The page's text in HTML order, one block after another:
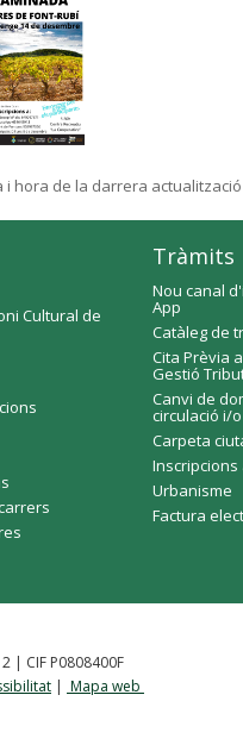
i hora de la darrera
Cultural de
Tràmits
Nou canal
App
Catàleg de
Cita Prèvia
Gestió
Canvi de
circulació i/
Carpeta
Inscripcions
Urbanisme
Factura
| CIF P0808400F
| Mapa web